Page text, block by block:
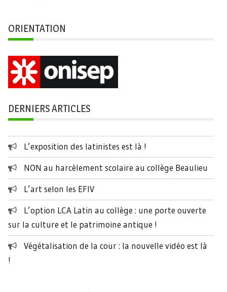
ORIENTATION
DERNIERS ARTICLES
L’exposition des latinistes est là !
NON au harcèlement scolaire au collège Beaulieu
L’art selon les EFIV
L’option LCA Latin au collège : une porte ouverte
sur la culture et le patrimoine antique !
Végétalisation de la cour : la nouvelle vidéo est là
!